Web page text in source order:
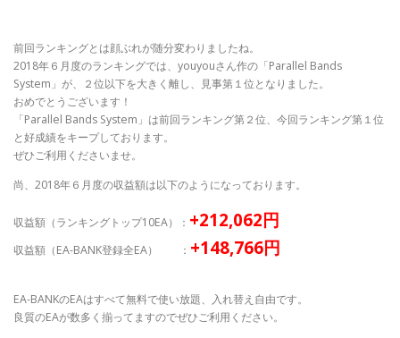
前回ランキングとは顔ぶれが随分変わりましたね。
2018年６月度のランキングでは、youyouさん作の「Parallel Bands
System」が、２位以下を大きく離し、見事第１位となりました。
おめでとうございます！
「Parallel Bands System」は前回ランキング第２位、今回ランキング第１位
と好成績をキープしております。
ぜひご利用くださいませ。
尚、2018年６月度の収益額は以下のようになっております。
収益額（ランキングトップ10EA）： +212,062円
収益額（EA-BANK登録全EA） ： +148,766円
EA-BANKのEAはすべて無料で使い放題、入れ替え自由です。
良質のEAが数多く揃ってますのでぜひご利用ください。